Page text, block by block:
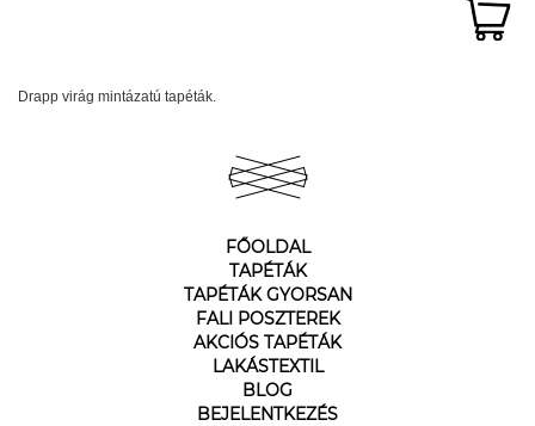
Drapp virág mintázatú tapéták.
FŐOLDAL
TAPÉTÁK
TAPÉTÁK GYORSAN
FALI POSZTEREK
AKCIÓS TAPÉTÁK
LAKÁSTEXTIL
BLOG
BEJELENTKEZÉS